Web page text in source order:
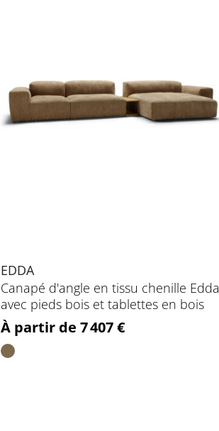
EDDA
Canapé d'angle en tissu chenille Edda
avec pieds bois et tablettes en bois
Prix
À partir de 7 407 €